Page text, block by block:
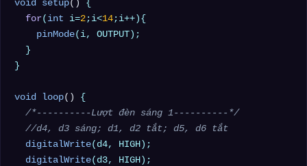
void setup()
{
for( int i=2;i<14;i++){
pinMode(i, OUTPUT);
  }
}
void loop()
{
/*----------Lượt đèn sáng 1----------*/
//d4, d3 sáng; d1, d2 tắt; d5, d6 tắt
digitalWrite(d4, HIGH);
digitalWrite(d3, HIGH);